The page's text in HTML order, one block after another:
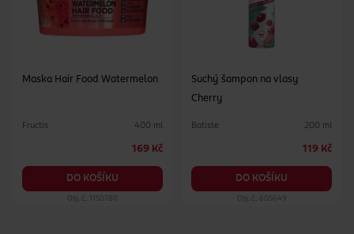
Maska Hair Food Watermelon
Fructis 400 ml
169 Kč
DO KOŠÍKU
Obj. č.: 1150780
Suchý šampon na vlasy
Cherry
Batiste 200 ml
119 Kč
DO KOŠÍKU
Obj. č.: 605649